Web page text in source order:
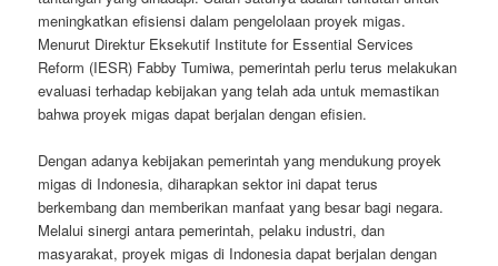
meningkatkan efisiensi dalam pengelolaan proyek migas.
Menurut Direktur Eksekutif Institute for Essential Services
Reform (IESR) Fabby Tumiwa, pemerintah perlu terus melakukan
evaluasi terhadap kebijakan yang telah ada untuk memastikan
bahwa proyek migas dapat berjalan dengan efisien.
Dengan adanya kebijakan pemerintah yang mendukung proyek
migas di Indonesia, diharapkan sektor ini dapat terus
berkembang dan memberikan manfaat yang besar bagi negara.
Melalui sinergi antara pemerintah, pelaku industri, dan
masyarakat, proyek migas di Indonesia dapat berjalan dengan